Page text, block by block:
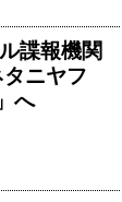
諜報機関
タニヤフ
へ